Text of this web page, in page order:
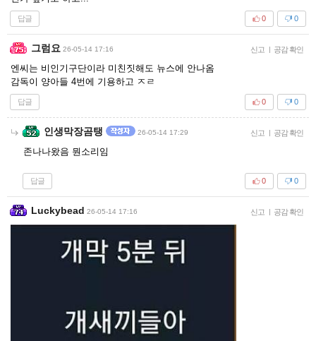
답글 0
0
그럼요 26-05-14 17:16 신고 | 공감 확인
엔씨는 비인기구단이라 미친짓해도 뉴스에 안나옴
감독이 양아들 4번에 기용하고 ㅈㄹ
답글 0
0
인생막장곰탱 26-05-14 17:29 신고 | 공감 확인
존나나왔음 뭔소리임
답글 0
0
Luckybead 26-05-14 17:16 신고 | 공감 확인